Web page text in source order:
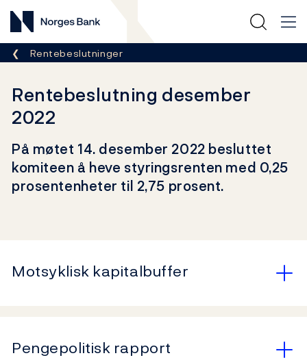
Norges Bank
Her er du nå:
Rentebeslutninger
Rentebeslutning desember
2022
På møtet 14. desember 2022 besluttet
komiteen å heve styringsrenten med 0,25
prosentenheter til 2,75 prosent.
Motsyklisk kapitalbuffer
Pengepolitisk rapport